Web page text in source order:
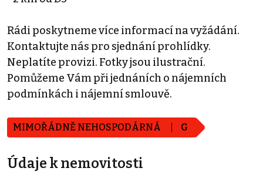
Rádi poskytneme více informací na vyžádání.
Kontaktujte nás pro sjednání prohlídky.
Neplatíte provizi. Fotky jsou ilustrační.
Pomůžeme Vám při jednáních o nájemních
podmínkách i nájemní smlouvě.
MIMOŘÁDNĚ NEHOSPODÁRNÁ G
Údaje k nemovitosti